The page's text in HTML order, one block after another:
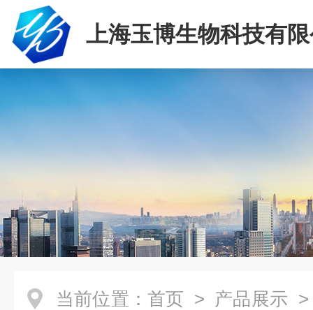
上海玉博生物科技有
当前位置： 首页 > 产品展示